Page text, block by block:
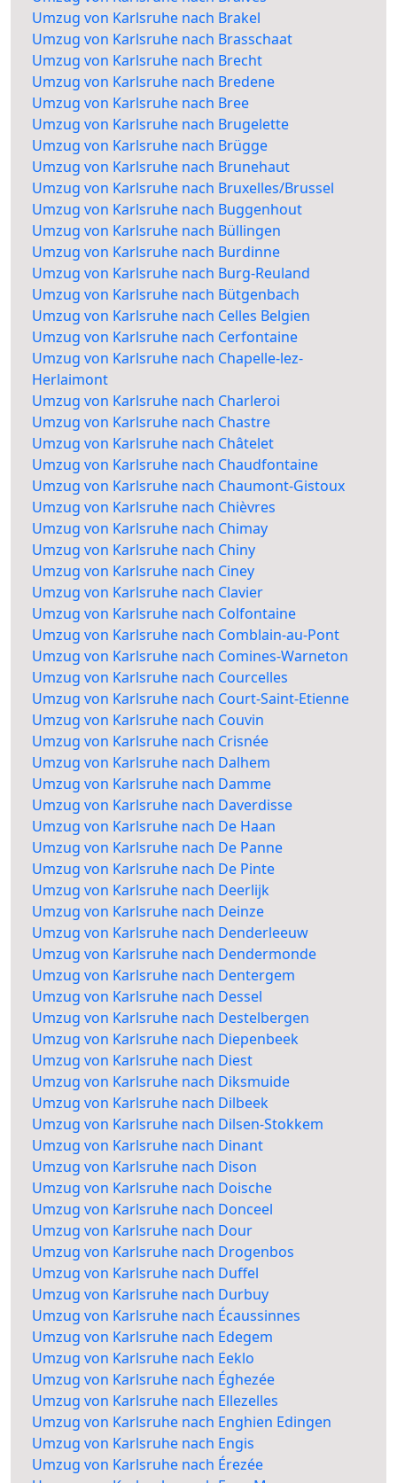
Umzug von Karlsruhe nach Brakel
Umzug von Karlsruhe nach Brasschaat
Umzug von Karlsruhe nach Brecht
Umzug von Karlsruhe nach Bredene
Umzug von Karlsruhe nach Bree
Umzug von Karlsruhe nach Brugelette
Umzug von Karlsruhe nach Brügge
Umzug von Karlsruhe nach Brunehaut
Umzug von Karlsruhe nach Bruxelles/Brussel
Umzug von Karlsruhe nach Buggenhout
Umzug von Karlsruhe nach Büllingen
Umzug von Karlsruhe nach Burdinne
Umzug von Karlsruhe nach Burg-Reuland
Umzug von Karlsruhe nach Bütgenbach
Umzug von Karlsruhe nach Celles Belgien
Umzug von Karlsruhe nach Cerfontaine
Umzug von Karlsruhe nach Chapelle-lez-
Herlaimont
Umzug von Karlsruhe nach Charleroi
Umzug von Karlsruhe nach Chastre
Umzug von Karlsruhe nach Châtelet
Umzug von Karlsruhe nach Chaudfontaine
Umzug von Karlsruhe nach Chaumont-Gistoux
Umzug von Karlsruhe nach Chièvres
Umzug von Karlsruhe nach Chimay
Umzug von Karlsruhe nach Chiny
Umzug von Karlsruhe nach Ciney
Umzug von Karlsruhe nach Clavier
Umzug von Karlsruhe nach Colfontaine
Umzug von Karlsruhe nach Comblain-au-Pont
Umzug von Karlsruhe nach Comines-Warneton
Umzug von Karlsruhe nach Courcelles
Umzug von Karlsruhe nach Court-Saint-Etienne
Umzug von Karlsruhe nach Couvin
Umzug von Karlsruhe nach Crisnée
Umzug von Karlsruhe nach Dalhem
Umzug von Karlsruhe nach Damme
Umzug von Karlsruhe nach Daverdisse
Umzug von Karlsruhe nach De Haan
Umzug von Karlsruhe nach De Panne
Umzug von Karlsruhe nach De Pinte
Umzug von Karlsruhe nach Deerlijk
Umzug von Karlsruhe nach Deinze
Umzug von Karlsruhe nach Denderleeuw
Umzug von Karlsruhe nach Dendermonde
Umzug von Karlsruhe nach Dentergem
Umzug von Karlsruhe nach Dessel
Umzug von Karlsruhe nach Destelbergen
Umzug von Karlsruhe nach Diepenbeek
Umzug von Karlsruhe nach Diest
Umzug von Karlsruhe nach Diksmuide
Umzug von Karlsruhe nach Dilbeek
Umzug von Karlsruhe nach Dilsen-Stokkem
Umzug von Karlsruhe nach Dinant
Umzug von Karlsruhe nach Dison
Umzug von Karlsruhe nach Doische
Umzug von Karlsruhe nach Donceel
Umzug von Karlsruhe nach Dour
Umzug von Karlsruhe nach Drogenbos
Umzug von Karlsruhe nach Duffel
Umzug von Karlsruhe nach Durbuy
Umzug von Karlsruhe nach Écaussinnes
Umzug von Karlsruhe nach Edegem
Umzug von Karlsruhe nach Eeklo
Umzug von Karlsruhe nach Éghezée
Umzug von Karlsruhe nach Ellezelles
Umzug von Karlsruhe nach Enghien Edingen
Umzug von Karlsruhe nach Engis
Umzug von Karlsruhe nach Érezée